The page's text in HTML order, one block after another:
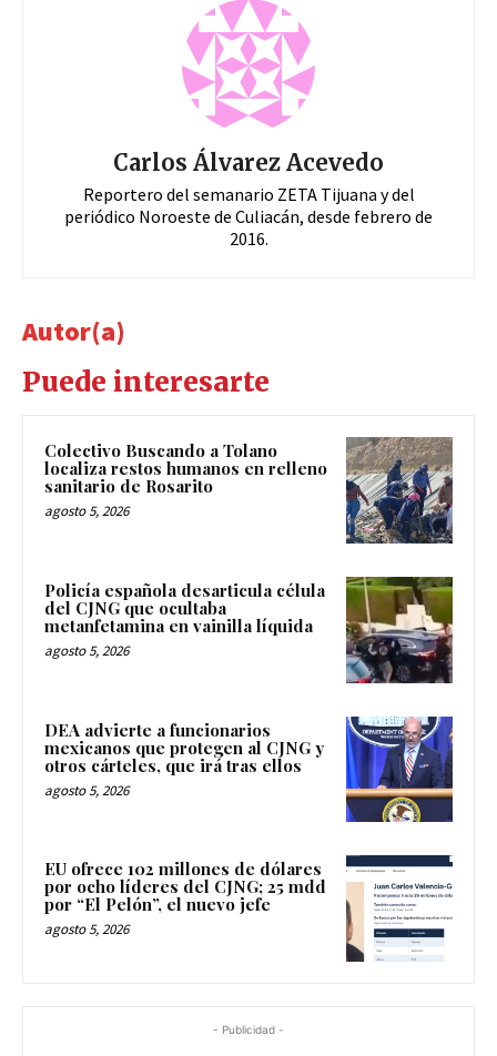
Carlos Álvarez Acevedo
Reportero del semanario ZETA Tijuana y del
periódico Noroeste de Culiacán, desde febrero de
2016.
Autor(a)
Puede interesarte
Colectivo Buscando a Tolano
localiza restos humanos en relleno
sanitario de Rosarito
agosto 5, 2026
Policía española desarticula célula
del CJNG que ocultaba
metanfetamina en vainilla líquida
agosto 5, 2026
DEA advierte a funcionarios
mexicanos que protegen al CJNG y
otros cárteles, que irá tras ellos
agosto 5, 2026
EU ofrece 102 millones de dólares
por ocho líderes del CJNG; 25 mdd
por “El Pelón”, el nuevo jefe
agosto 5, 2026
- Publicidad -